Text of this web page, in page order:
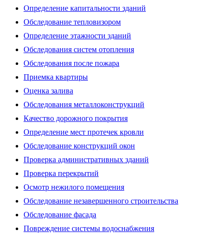
Определение капитальности зданий
Обследование тепловизором
Определение этажности зданий
Обследования систем отопления
Обследования после пожара
Приемка квартиры
Оценка залива
Обследования металлоконструкций
Качество дорожного покрытия
Определение мест протечек кровли
Обследование конструкций окон
Проверка административных зданий
Проверка перекрытий
Осмотр нежилого помещения
Обследование незавершенного строительства
Обследование фасада
Повреждение системы водоснабжения